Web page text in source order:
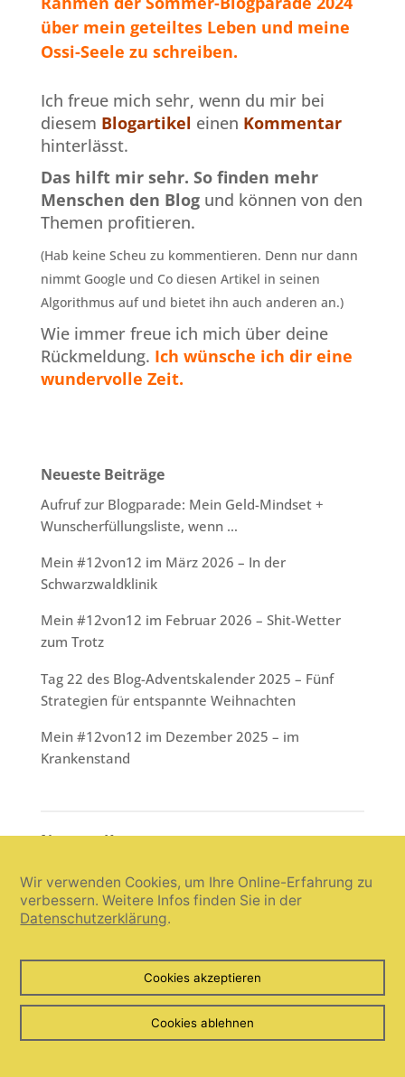
über mein geteiltes Leben und meine
Ossi-Seele zu schreiben.
Ich freue mich sehr, wenn du mir bei
diesem Blogartikel einen Kommentar
hinterlässt.
Das hilft mir sehr. So finden mehr
Menschen den Blogund können von den
Themen profitieren.
(Hab keine Scheu zu kommentieren. Denn nur dann
nimmt Google und Co diesen Artikel in seinen
Algorithmus auf und bietet ihn auch anderen an.)
Wie immer freue ich mich über deine
Rückmeldung. Ich wünsche ich dir eine
wundervolle Zeit.
Neueste Beiträge
Aufruf zur Blogparade: Mein Geld-Mindset +
Wunscherfüllungsliste, wenn …
Mein #12von12 im März 2026 – In der
Schwarzwaldklinik
Mein #12von12 im Februar 2026 – Shit-Wetter
zum Trotz
Tag 22 des Blog-Adventskalender 2025 – Fünf
Strategien für entspannte Weihnachten
Mein #12von12 im Dezember 2025 – im
Krankenstand
Neueste Kommentare
Geld-Mindset + Wunscherfüllungsliste, wenn …
JeanninezuMein #12von12 im März 2026 – In
Gabi KremeskötterzuMein #12von12 im März
2026 – In der Schwarzwaldklinik
NicolezuMein #12von12 im März 2026 – In der
Wir verwenden Cookies, um Ihre Online-Erfahrung zu
verbessern. Weitere Infos finden Sie in der
Datenschutzerklärung.
Cookies akzeptieren
Cookies ablehnen